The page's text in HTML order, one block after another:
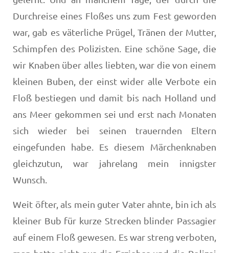
Durchreise eines Floßes uns zum Fest geworden
war, gab es väterliche Prügel, Tränen der Mutter,
Schimpfen des Polizisten. Eine schöne Sage, die
wir Knaben über alles liebten, war die von einem
klei­nen Buben, der einst wider alle Verbote ein
Floß bestiegen und damit bis nach Holland und
ans Meer gekommen sei und erst nach Monaten
sich wieder bei seinen trauernden Eltern
eingefunden habe. Es diesem Märchenknaben
gleichzutun, war jahrelang mein innigster
Wunsch.
Weit öfter, als mein guter Vater ahnte, bin ich als
kleiner Bub für kurze Strecken blinder Passagier
auf einem Floß gewesen. Es war streng verboten,